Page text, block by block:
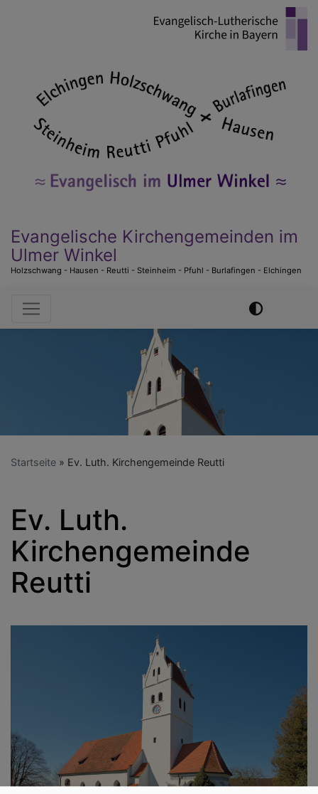
Evangelische Kirchengemeinden im
Ulmer Winkel
Holzschwang - Hausen - Reutti - Steinheim - Pfuhl - Burlafingen - Elchingen
Hauptnavigation
Startseite Ev. Luth. Kirchengemeinde Reutti
Ev. Luth.
Kirchengemeinde
Reutti